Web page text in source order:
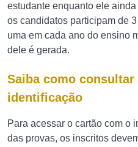
estudante enquanto ele
os candidatos participam de
uma em cada ano do ensino
dele é gerada.
Saiba como consultar
identificação
Para acessar o cartão com o
das provas, os inscritos